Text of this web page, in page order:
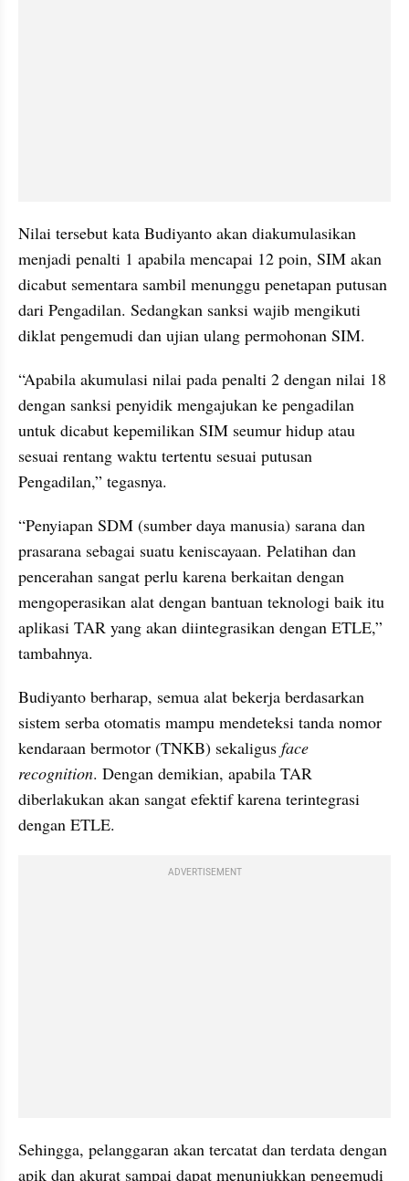
Nilai tersebut kata Budiyanto akan diakumulasikan
menjadi penalti 1 apabila mencapai 12 poin, SIM akan
dicabut sementara sambil menunggu penetapan putusan
dari Pengadilan. Sedangkan sanksi wajib mengikuti
diklat pengemudi dan ujian ulang permohonan SIM.
“Apabila akumulasi nilai pada penalti 2 dengan nilai 18
dengan sanksi penyidik mengajukan ke pengadilan
untuk dicabut kepemilikan SIM seumur hidup atau
sesuai rentang waktu tertentu sesuai putusan
Pengadilan,” tegasnya.
“Penyiapan SDM (sumber daya manusia) sarana dan
prasarana sebagai suatu keniscayaan. Pelatihan dan
pencerahan sangat perlu karena berkaitan dengan
mengoperasikan alat dengan bantuan teknologi baik itu
aplikasi TAR yang akan diintegrasikan dengan ETLE,”
tambahnya.
Budiyanto berharap, semua alat bekerja berdasarkan
sistem serba otomatis mampu mendeteksi tanda nomor
kendaraan bermotor (TNKB) sekaligus face
recognition. Dengan demikian, apabila TAR
diberlakukan akan sangat efektif karena terintegrasi
dengan ETLE.
ADVERTISEMENT
Sehingga, pelanggaran akan tercatat dan terdata dengan
apik dan akurat sampai dapat menunjukkan pengemudi